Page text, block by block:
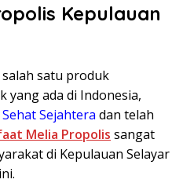
Kepulauan
satu produk
yang ada di Indonesia,
Sejahtera dan telah
Melia Propolis sangat
di Kepulauan Selayar